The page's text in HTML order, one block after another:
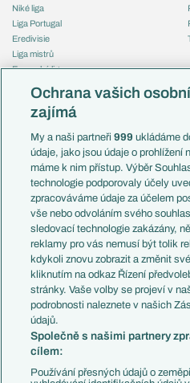
Niké liga
Liga Portugal
Eredivisie
Liga mistrů
Evropská liga
Mistrovství světa
Liga národů
Témata
Představení týmů MS
EuroSkauting
PL v kostce
Evropské koeficienty
Přestupy
Přestupové spekulace
Zranění
Kluby
Arsenal FC
Chelsea FC
Manchester United
AC Milán
Juventus FC
Ochrana vašich
zajímá
My a naši partneři999 ukládáme
údaje, jako jsou údaje o prohlížení
máme k nim přístup. Výběr
technologie podporovaly účely
zpracováváme údaje za účelem
vše nebo odvoláním svého
sledovací technologie zakázány,
reklamy pro vás nemusí být tolik
kdykoli znovu zobrazit a změnit
kliknutím na odkaz Řízení
stránky. Vaše volby se projeví v
podrobnosti naleznete v našich
údajů.
Společně s našimi partnery
cílem:
Používání přesných údajů o